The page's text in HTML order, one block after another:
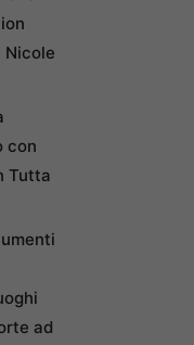
Nicole
con
Tutta
ad